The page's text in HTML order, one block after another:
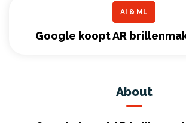
AI & ML
Google koopt AR
About